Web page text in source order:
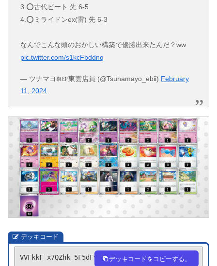
3.️⭕️古代ビート 先 6-5
4.️⭕️ミライドンex(雷) 先 6-3
なんでこんな頭のおかしい構築で優勝出来たんだ？ww
pic.twitter.com/s1kcFbddnq
— ツナマヨ❄️🍺東雲店員 (@Tsunamayo_ebii) February
11, 2024
デッキコード
VVFkkF-x7QZhk-5F5dFv デッキコードをコピーする。